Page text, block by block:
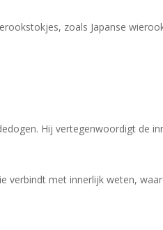
Go To Shop
zoals Japanse
Hij vertegenwoordigt de
verbindt met innerlijk weten,